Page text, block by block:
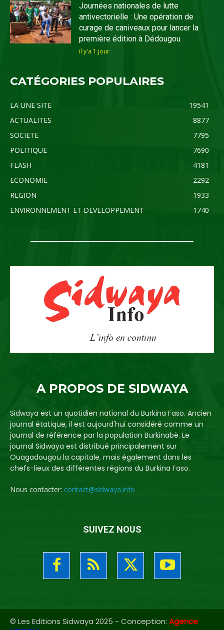
Journées nationales de lutte
antivectorielle : Une opération de
curage de caniveaux pour lancer la
première édition à Dédougou
il y'a 1 jour
CATÉGORIES POPULAIRES
LA UNE SITE
19541
ACTUALITES
8877
SOCIETE
7795
POLITIQUE
7690
FLASH
4181
ECONOMIE
2292
REGION
1933
ENVIRONNEMENT ET DEVELOPPEMENT
1740
A PROPOS DE SIDWAYA
Sidwaya est un quotidien national du Burkina Faso. Ancien
journal étatique, il est aujourd'hui considéré comme un
journal de référence par la population Burkinabè. Le
journal Sidwaya est distribué principalement sur
Ouagadougou la capitale, mais également dans les
chefs-lieux des différentes régions du Burkina Faso.
Nous contacter: contact@sidwaya.info
SUIVEZ NOUS
© Les Editions Sidwaya 2025 - Conception: Agence